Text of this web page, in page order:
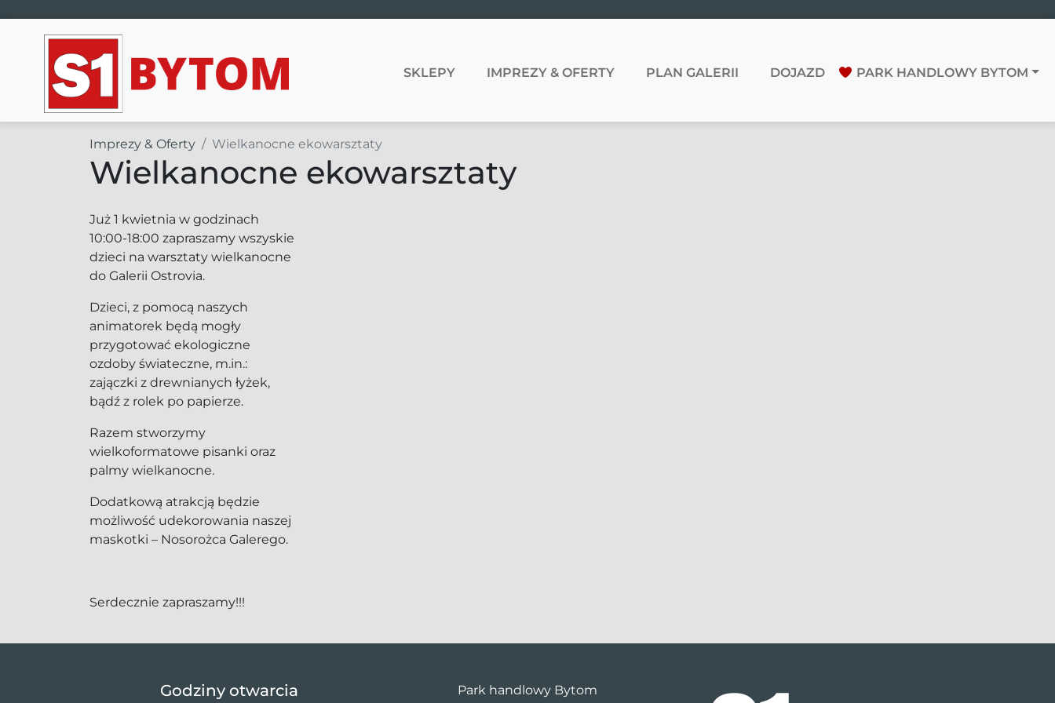
Main Navigation SKLEPY IMPREZY & OFERTY PLAN GALERII DOJAZD PARK HANDLOWY BYTOM
Imprezy & Oferty Wielkanocne ekowarsztaty
Wielkanocne ekowarsztaty
Już 1 kwietnia w godzinach
10:00-18:00 zapraszamy wszyskie
dzieci na warsztaty wielkanocne
do Galerii Ostrovia.
Dzieci, z pomocą naszych
animatorek będą mogły
przygotować ekologiczne
ozdoby świateczne, m.in.:
zajączki z drewnianych łyżek,
bądź z rolek po papierze.
Razem stworzymy
wielkoformatowe pisanki oraz
palmy wielkanocne.
Dodatkową atrakcją będzie
możliwość udekorowania naszej
maskotki – Nosorożca Galerego.
Serdecznie zapraszamy!!!
Godziny otwarcia
Park handlowy Bytom